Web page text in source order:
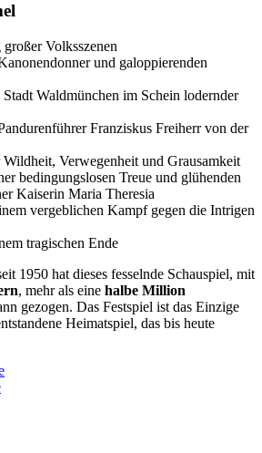
Volksszenen
und galoppierenden
Waldmünchen im Schein lodernder
Franziskus Freiherr von der
Wildheit, Verwegenheit und Grausamkeit
bedingungslosen Treue und glühenden
Kaiserin Maria Theresia
vergeblichen Kampf gegen die Intrigen
tragischen Ende
1950 hat dieses fesselnde Schauspiel, mit
, mehr als eine halbe Million
gezogen. Das Festspiel ist das Einzige
Heimatspiel, das bis heute